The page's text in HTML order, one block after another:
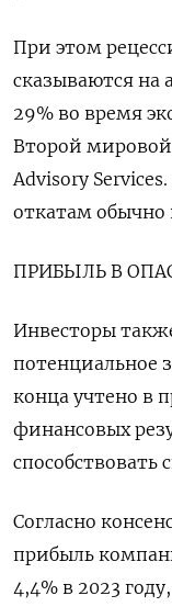
При этом
сказываются на
29% во время
Второй
Advisory
откатам обычно
ПРИБЫЛЬ В
Инвесторы
потенциальное
конца учтено в
финансовых
Согласно
прибыль
4,4% в 2023